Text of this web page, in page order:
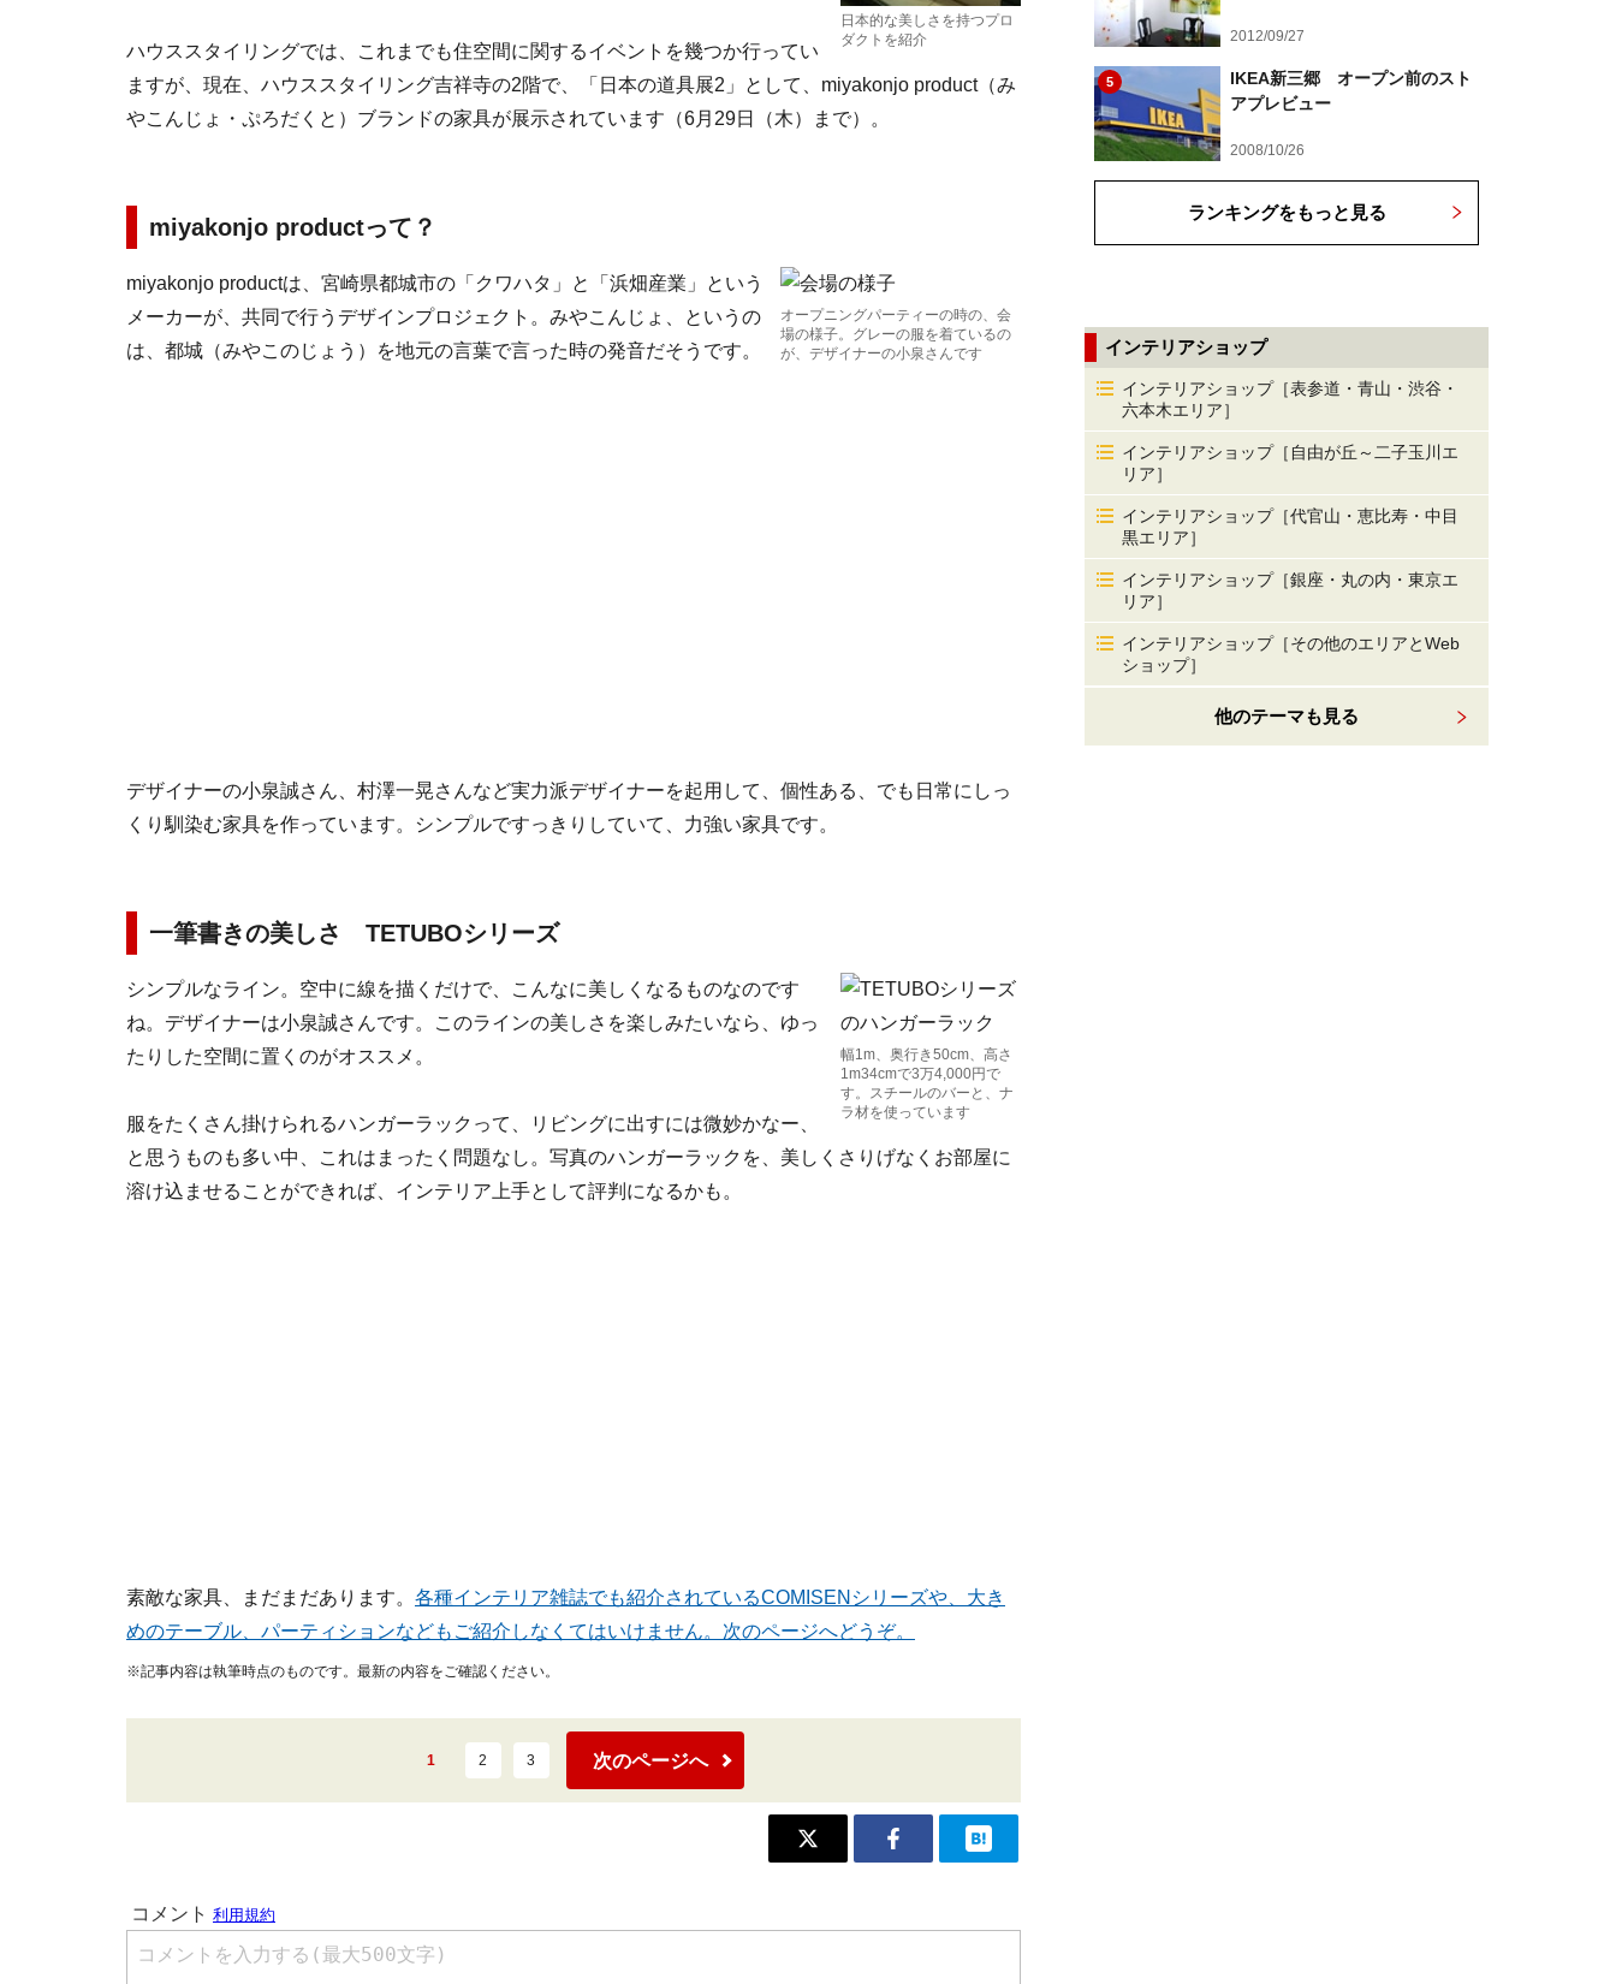
日本的な美しさを持つプロ
ダクトを紹介
ハウススタイリングでは、これまでも住空間に関するイベントを幾つか行ってい
ますが、現在、ハウススタイリング吉祥寺の2階で、「日本の道具展2」として、miyakonjo product（み
やこんじょ・ぷろだくと）ブランドの家具が展示されています（6月29日（木）まで）。
miyakonjo productって？
オープニングパーティーの時の、会
場の様子。グレーの服を着ているの
が、デザイナーの小泉さんです
miyakonjo productは、宮崎県都城市の「クワハタ」と「浜畑産業」という
メーカーが、共同で行うデザインプロジェクト。みやこんじょ、というの
は、都城（みやこのじょう）を地元の言葉で言った時の発音だそうです。
デザイナーの小泉誠さん、村澤一晃さんなど実力派デザイナーを起用して、個性ある、でも日常にしっ
くり馴染む家具を作っています。シンプルですっきりしていて、力強い家具です。
一筆書きの美しさ TETUBOシリーズ
幅1m、奥行き50cm、高さ
1m34cmで3万4,000円で
す。スチールのバーと、ナ
ラ材を使っています
シンプルなライン。空中に線を描くだけで、こんなに美しくなるものなのです
ね。デザイナーは小泉誠さんです。このラインの美しさを楽しみたいなら、ゆっ
たりした空間に置くのがオススメ。
服をたくさん掛けられるハンガーラックって、リビングに出すには微妙かなー、
と思うものも多い中、これはまったく問題なし。写真のハンガーラックを、美しくさりげなくお部屋に
溶け込ませることができれば、インテリア上手として評判になるかも。
素敵な家具、まだまだあります。 各種インテリア雑誌でも紹介されているCOMISENシリーズや、大き
めのテーブル、パーティションなどもご紹介しなくてはいけません。次のページへどうぞ。
※記事内容は執筆時点のものです。最新の内容をご確認ください。
1 2 3 次のページへ
2012/09/27
5
IKEA新三郷 オープン前のスト
アプレビュー
2008/10/26
ランキングをもっと見る
インテリアショップ
インテリアショップ［表参道・青山・渋谷・
六本木エリア］
インテリアショップ［自由が丘～二子玉川エ
リア］
インテリアショップ［代官山・恵比寿・中目
黒エリア］
インテリアショップ［銀座・丸の内・東京エ
リア］
インテリアショップ［その他のエリアとWeb
ショップ］
他のテーマも見る